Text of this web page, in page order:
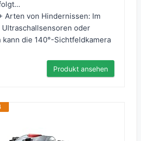
Arten von Hindernissen: Im
oder
kann die 140°-Sichtfeldkamera
Produkt ansehen